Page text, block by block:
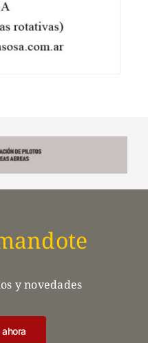
y novedades